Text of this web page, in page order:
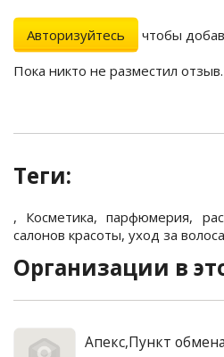
Авторизуйтесь
чтобы
Пока никто не разместил
Теги:
, Косметика,парфюмерия,
салонов красоты, уход за
Организации в
Апекс,Пункт обмена